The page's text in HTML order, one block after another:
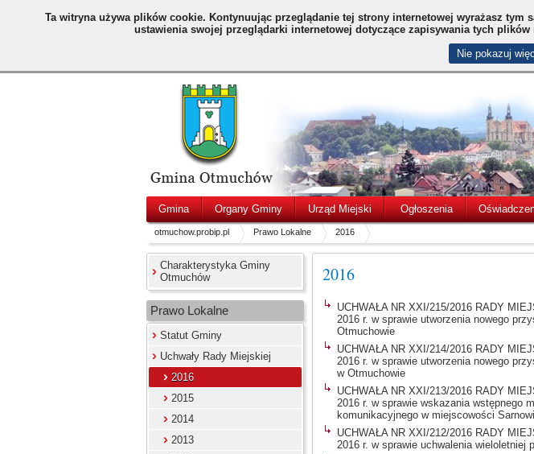
Ta witryna używa plików cookie. Kontynuując przeglądanie tej strony internetowej wyrażasz
ustawienia swojej przeglądarki internetowej dotyczące zapisywania tych
Nie pokazuj
Gmina Organy Gminy Urząd Miejski Ogłoszenia
otmuchow.probip.pl Prawo Lokalne 2016
Charakterystyka Gminy
Otmuchów
Prawo Lokalne
Statut Gminy
Uchwały Rady Miejskiej
2016
2015
2014
2013
2016
UCHWAŁA NR XXI/215/2016 RADY
2016 r. w sprawie utworzenia nowego
Otmuchowie
UCHWAŁA NR XXI/214/2016 RADY
2016 r. w sprawie utworzenia nowego
w Otmuchowie
UCHWAŁA NR XXI/213/2016 RADY
2016 r. w sprawie wskazania wstępnego
komunikacyjnego w miejscowości
UCHWAŁA NR XXI/212/2016 RADY
2016 r. w sprawie uchwalenia wieloletniej